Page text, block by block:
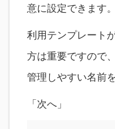
意に設定できます。
利用テンプレート
方は重要ですので、
管理しやすい名前
「次へ」